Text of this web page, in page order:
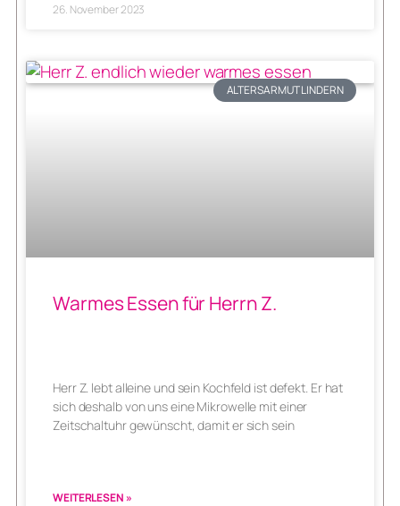
26. November 2023
ALTERSARMUT LINDERN
Warmes Essen für Herrn Z.
Herr Z. lebt alleine und sein Kochfeld ist defekt. Er hat
sich deshalb von uns eine Mikrowelle mit einer
Zeitschaltuhr gewünscht, damit er sich sein
WEITERLESEN »